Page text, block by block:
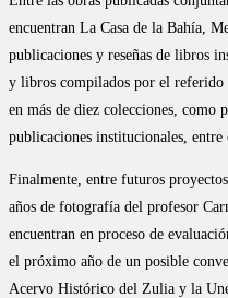
encuentran La Casa de la Bahía,
publicaciones y reseñas de libros
y libros compilados por el referido
en más de diez colecciones, como
publicaciones institucionales, entre
Finalmente, entre futuros
años de fotografía del profesor
encuentran en proceso de
el próximo año de un posible
Acervo Histórico del Zulia y la